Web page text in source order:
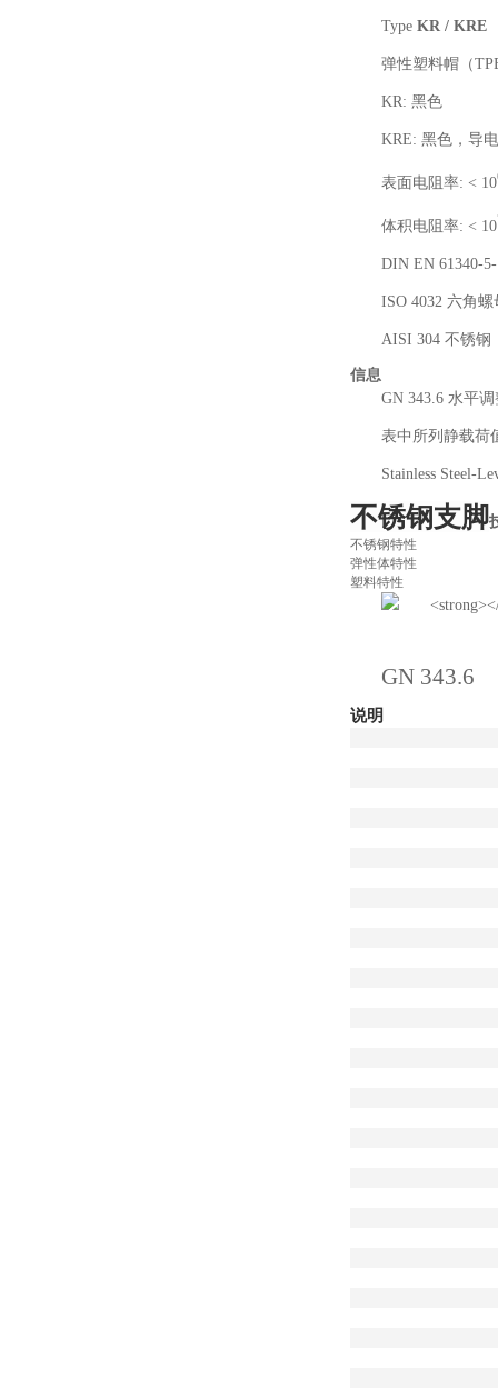
Type KR / KRE
弹性塑料帽（
KR: 黑色
KRE: 黑色，导电
表面电阻率: < 10
体积电阻率: < 10
DIN EN 61340-
ISO 4032 六角螺
AISI 304 不锈钢
信息
GN 343.6 水平
表中所列静载荷
Stainless Steel-
不锈钢支脚
不锈钢特性
弹性体特性
塑料特性
GN 343.6
说明